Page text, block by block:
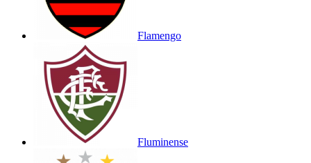
Flamengo
Fluminense